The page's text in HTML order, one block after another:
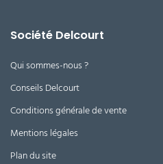
Société Delcourt
Qui sommes-nous ?
Conseils Delcourt
Conditions générale de vente
Mentions légales
Plan du site